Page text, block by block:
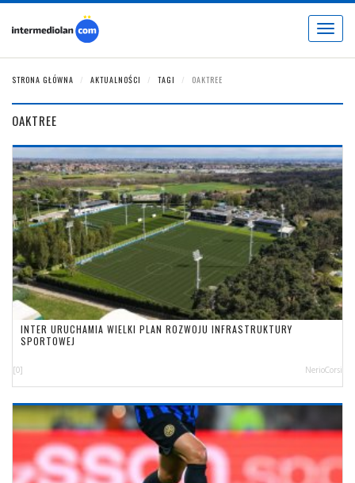
Toggle
STRONA GŁÓWNA AKTUALNOŚCI TAGI OAKTREE
OAKTREE
INTER URUCHAMIA WIELKI PLAN ROZWOJU INFRASTRUKTURY
SPORTOWEJ
[0] NerioCorsi